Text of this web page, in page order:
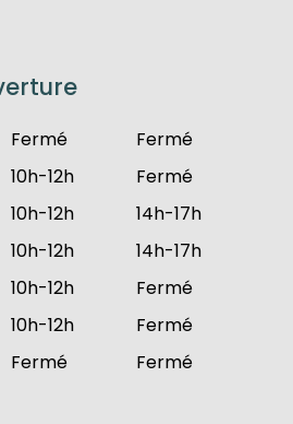
Fermé
Fermé
10h-12h
Fermé
10h-12h
14h-17h
10h-12h
14h-17h
10h-12h
Fermé
10h-12h
Fermé
Fermé Fermé